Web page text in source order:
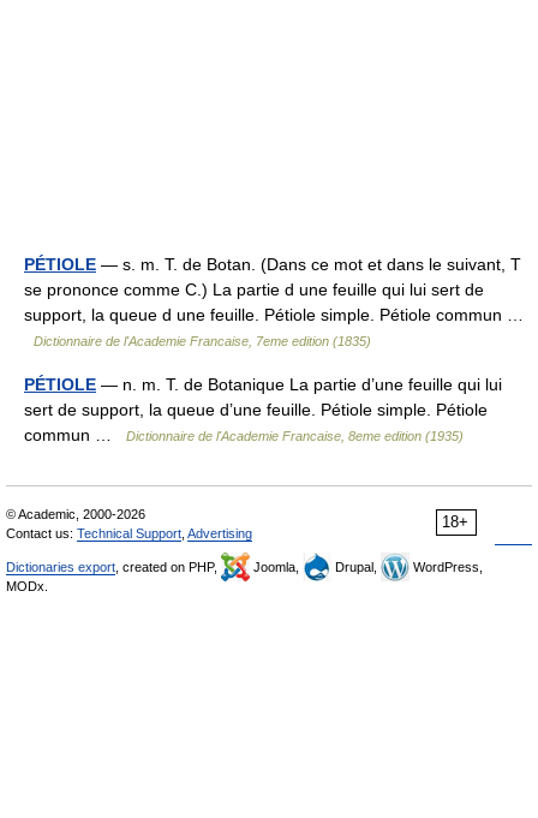
PÉTIOLE — s. m. T. de Botan. (Dans ce mot et dans le suivant, T
se prononce comme C.) La partie d une feuille qui lui sert de
support, la queue d une feuille. Pétiole simple. Pétiole commun …
Dictionnaire de l'Academie Francaise, 7eme edition (1835)
PÉTIOLE — n. m. T. de Botanique La partie d’une feuille qui lui
sert de support, la queue d’une feuille. Pétiole simple. Pétiole
commun …
Dictionnaire de l'Academie Francaise, 8eme edition (1935)
18+
© Academic, 2000-2026
Contact us: Technical Support Advertising
Dictionaries export , created on PHP, Joomla, Drupal,
WordPress,
MODx.